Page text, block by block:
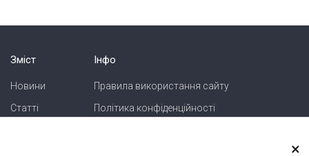
Зміст
Новини
Статті
Інфо
Правила використання сайту
Політика конфіденційності
×